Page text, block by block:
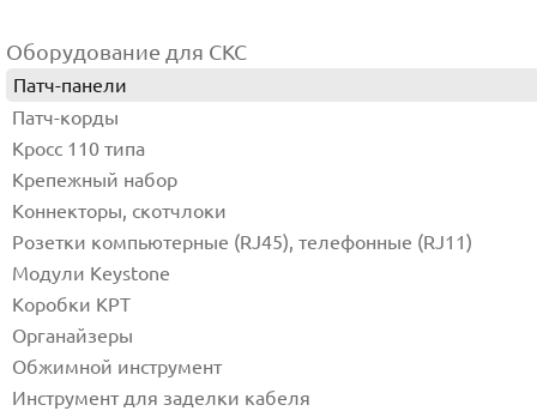
16 портов 48 портов 1U
Оборудование для СКС
Патч-панели
Патч-корды
Кросс 110 типа
Крепежный набор
Коннекторы, скотчлоки
Розетки компьютерные (RJ45), телефонные (RJ11)
Модули Keystone
Коробки КРТ
Органайзеры
Обжимной инструмент
Инструмент для заделки кабеля